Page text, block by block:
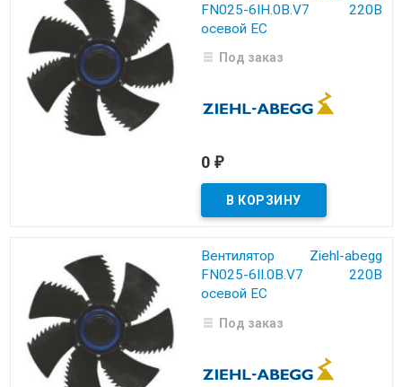
FN025-6IH.0B.V7 220B
осевой EC
Под заказ
0 ₽
Вентилятор Ziehl-abegg
FN025-6II.0B.V7 220B
осевой EC
Под заказ